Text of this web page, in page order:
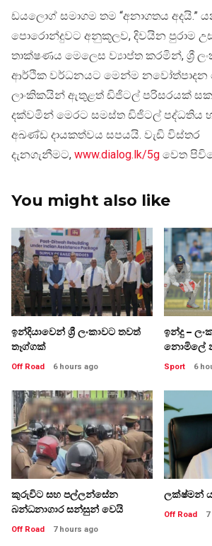
ඩයලොග් සමාගම තම “අනාගතය අදයි.”
පොරොන්දුවට අනුකූලව, දිවයින පුරාම
තාක්ෂණය මෙලෙස ව්‍යාප්ත කරමින්, ශ්‍රී
ආර්ථික වර්ධනයට මෙන්ම නවෝත්පාදන
ලාංකිකයින් ඇතුළත් ඩිජිටල් පරිසරයක්
දක්වමින් මෙරට සමස්ත ඩිජිටල් පද්ධතිය
අඛණ්ඩ දායකත්වය සපයයි. වැඩි විස්තර
දැනගැනීමට, www.dialog.lk/5g වෙත
You might also like
ඉන්දියාවෙන් ශ්‍රී ලංකාවට තවත්
තෑග්ගක්
Off Road 6 hours ago
ඉන්දු –
නොමිලේ
Sport 6
කුරුවිට සහ පල්ලන්සේන
බන්ධනාගාර සන්සුන් වෙයි
Off Road 7 hours ago
ලක්ෂ්මන්
Off Road